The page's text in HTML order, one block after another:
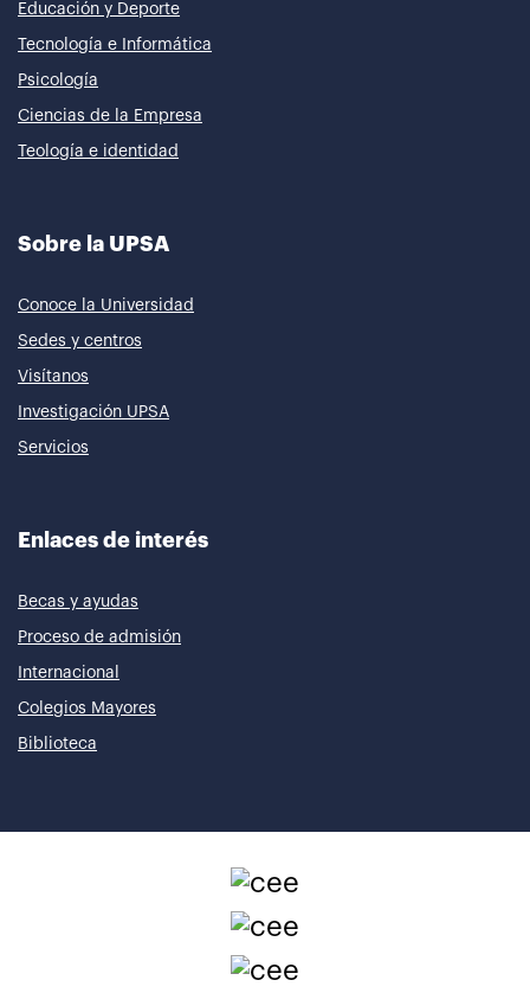
Educación y Deporte
Tecnología e Informática
Psicología
Ciencias de la Empresa
Teología e identidad
Sobre la UPSA
Conoce la Universidad
Sedes y centros
Visítanos
Investigación UPSA
Servicios
Enlaces de interés
Becas y ayudas
Proceso de admisión
Internacional
Colegios Mayores
Biblioteca